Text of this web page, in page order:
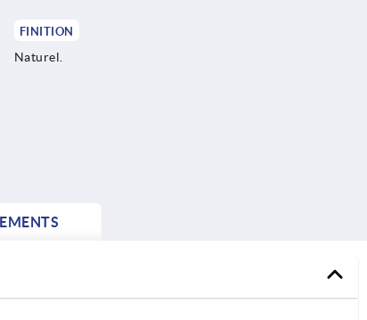
FINITION
Naturel.